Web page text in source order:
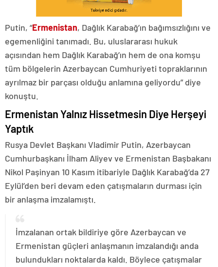
Putin, “Ermenistan, Dağlık Karabağ’ın bağımsızlığını ve
egemenliğini tanımadı. Bu, uluslararası hukuk
açısından hem Dağlık Karabağ’ın hem de ona komşu
tüm bölgelerin Azerbaycan Cumhuriyeti topraklarının
ayrılmaz bir parçası olduğu anlamına geliyordu” diye
konuştu.
Ermenistan Yalnız Hissetmesin Diye Herşeyi
Yaptık
Rusya Devlet Başkanı Vladimir Putin, Azerbaycan
Cumhurbaşkanı İlham Aliyev ve Ermenistan Başbakanı
Nikol Paşinyan 10 Kasım itibariyle Dağlık Karabağ’da 27
Eylül’den beri devam eden çatışmaların durması için
bir anlaşma imzalamıştı.
İmzalanan ortak bildiriye göre Azerbaycan ve
Ermenistan güçleri anlaşmanın imzalandığı anda
bulundukları noktalarda kaldı. Böylece çatışmalar